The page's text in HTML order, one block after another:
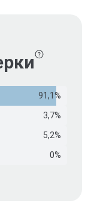
91,1%
3,7%
5,2%
0%